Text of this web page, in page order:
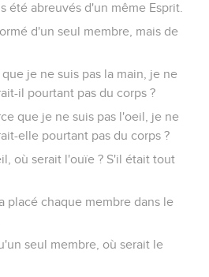
été abreuvés d'un même Esprit.
d'un seul membre, mais de
je ne suis pas la main, je ne
il pourtant pas du corps ?
que je ne suis pas l'oeil, je ne
elle pourtant pas du corps ?
où serait l'ouïe ? S'il était tout
placé chaque membre dans le
seul membre, où serait le